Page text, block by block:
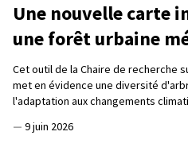
Une nouvelle carte
une forêt urbaine
Cet outil de la Chaire de recherche
met en évidence une diversité
l'adaptation aux changements
— 9 juin 2026